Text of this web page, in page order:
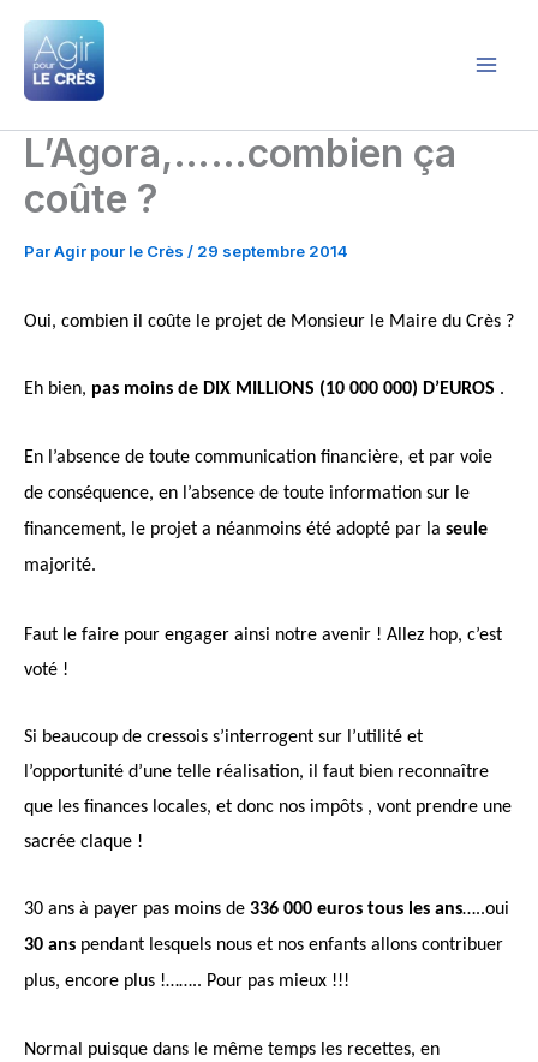
Aller
contenu
L’Agora,……combien ça
coûte ?
ParAgir pour le Crès / 29 septembre 2014
Oui, combien il coûte le projet de Monsieur le Maire du Crès ?
Eh bien, pas moins de DIX MILLIONS (10 000 000) D’EUROS .
En l’absence de toute communication financière, et par voie
de conséquence, en l’absence de toute information sur le
financement, le projet a néanmoins été adopté par la seule
majorité.
Faut le faire pour engager ainsi notre avenir ! Allez hop, c’est
voté !
Si beaucoup de cressois s’interrogent sur l’utilité et
l’opportunité d’une telle réalisation, il faut bien reconnaître
que les finances locales, et donc nos impôts , vont prendre une
sacrée claque !
30 ans à payer pas moins de 336 000 euros tous les ans…..oui
30 ans pendant lesquels nous et nos enfants allons contribuer
plus, encore plus !…….. Pour pas mieux !!!
Normal puisque dans le même temps les recettes, en